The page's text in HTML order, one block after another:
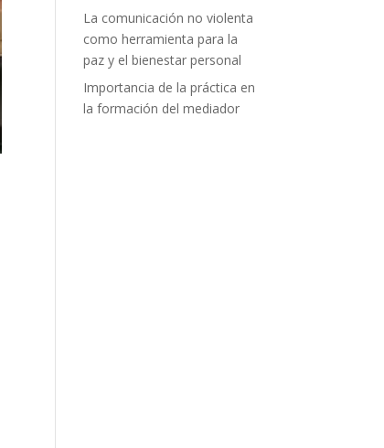
La comunicación no violenta
como herramienta para la
paz y el bienestar personal
Importancia de la práctica en
la formación del mediador